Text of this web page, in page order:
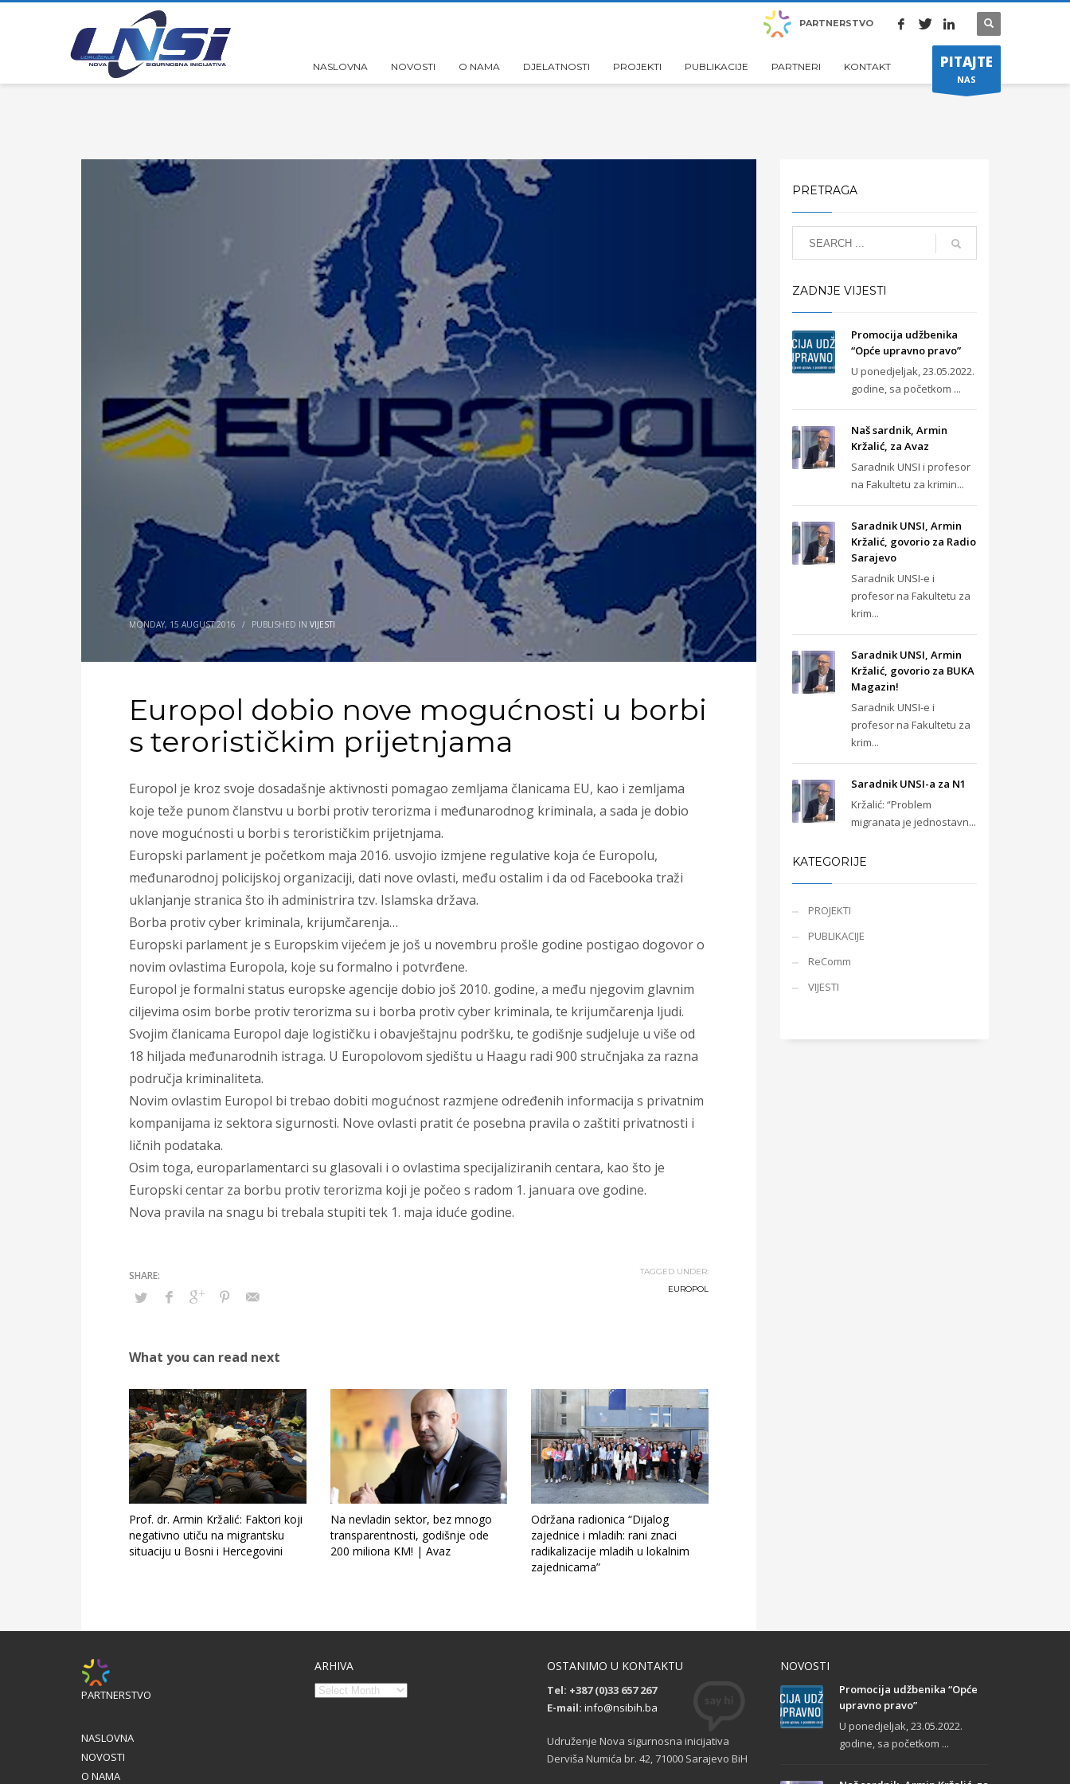
PARTNERSTVO
NASLOVNA NOVOSTI O NAMA DJELATNOSTI PROJEKTI PUBLIKACIJE PARTNERI KONTAKT PITAJTE
NAS
MONDAY, 15 AUGUST 2016 / PUBLISHED IN VIJESTI
Europol dobio nove mogućnosti u borbi
s terorističkim prijetnjama
Europol je kroz svoje dosadašnje aktivnosti pomagao zemljama članicama EU, kao i zemljama
koje teže punom članstvu u borbi protiv terorizma i međunarodnog kriminala, a sada je dobio
nove mogućnosti u borbi s terorističkim prijetnjama.
Europski parlament je početkom maja 2016. usvojio izmjene regulative koja će Europolu,
međunarodnoj policijskoj organizaciji, dati nove ovlasti, među ostalim i da od Facebooka traži
uklanjanje stranica što ih administrira tzv. Islamska država.
Borba protiv cyber kriminala, krijumčarenja…
Europski parlament je s Europskim vijećem je još u novembru prošle godine postigao dogovor o
novim ovlastima Europola, koje su formalno i potvrđene.
Europol je formalni status europske agencije dobio još 2010. godine, a među njegovim glavnim
ciljevima osim borbe protiv terorizma su i borba protiv cyber kriminala, te krijumčarenja ljudi.
Svojim članicama Europol daje logističku i obavještajnu podršku, te godišnje sudjeluje u više od
18 hiljada međunarodnih istraga. U Europolovom sjedištu u Haagu radi 900 stručnjaka za razna
područja kriminaliteta.
Novim ovlastim Europol bi trebao dobiti mogućnost razmjene određenih informacija s privatnim
kompanijama iz sektora sigurnosti. Nove ovlasti pratit će posebna pravila o zaštiti privatnosti i
ličnih podataka.
Osim toga, europarlamentarci su glasovali i o ovlastima specijaliziranih centara, kao što je
Europski centar za borbu protiv terorizma koji je počeo s radom 1. januara ove godine.
Nova pravila na snagu bi trebala stupiti tek 1. maja iduće godine.
TAGGED UNDER:
EUROPOL
What you can read next
Prof. dr. Armin Kržalić: Faktori koji
negativno utiču na migrantsku
situaciju u Bosni i Hercegovini
Na nevladin sektor, bez mnogo
transparentnosti, godišnje ode
200 miliona KM! | Avaz
Održana radionica “Dijalog
zajednice i mladih: rani znaci
radikalizacije mladih u lokalnim
zajednicama”
PRETRAGA
ZADNJE VIJESTI
Promocija udžbenika
“Opće upravno pravo”
U ponedjeljak, 23.05.2022.
godine, sa početkom ...
Naš sardnik, Armin
Kržalić, za Avaz
Saradnik UNSI i profesor
na Fakultetu za krimin...
Saradnik UNSI, Armin
Kržalić, govorio za Radio
Sarajevo
Saradnik UNSI-e i
profesor na Fakultetu za
krim...
Saradnik UNSI, Armin
Kržalić, govorio za BUKA
Magazin!
Saradnik UNSI-e i
profesor na Fakultetu za
krim...
Saradnik UNSI-a za N1
Kržalić: “Problem
migranata je jednostavn...
KATEGORIJE
PROJEKTI
PUBLIKACIJE
ReComm
VIJESTI
PARTNERSTVO
NASLOVNA
NOVOSTI
O NAMA
ARHIVA OSTANIMO U KONTAKTU
Tel: +387 (0)33 657 267
E-mail: info@nsibih.ba
Udruženje Nova sigurnosna inicijativa
Derviša Numića br. 42, 71000 Sarajevo BiH
NOVOSTI
Promocija udžbenika “Opće
upravno pravo”
U ponedjeljak, 23.05.2022.
godine, sa početkom ...